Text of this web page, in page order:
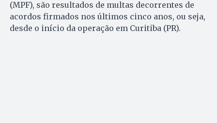
(MPF), são resultados de multas decorrentes de
acordos firmados nos últimos cinco anos, ou seja,
desde o início da operação em Curitiba (PR).